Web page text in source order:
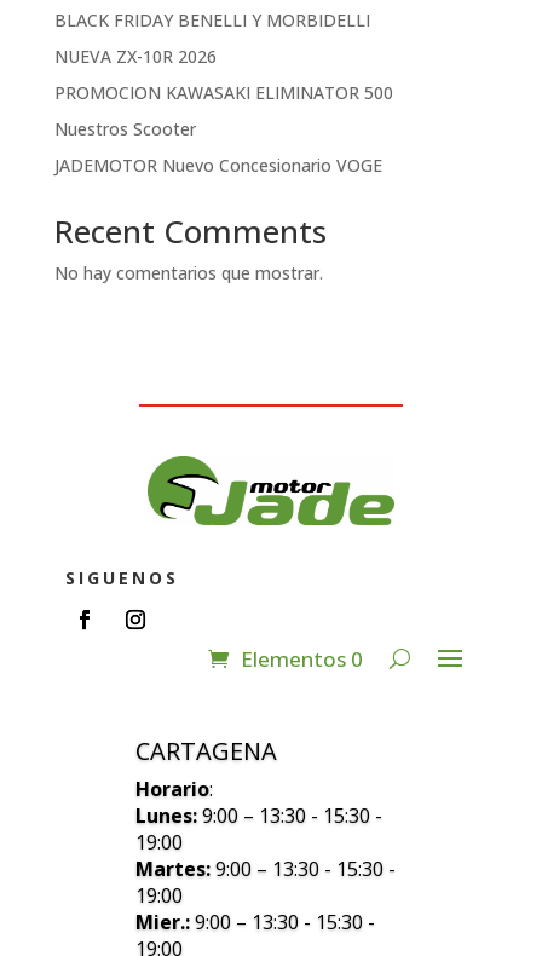
BLACK FRIDAY BENELLI Y MORBIDELLI
NUEVA ZX-10R 2026
PROMOCION KAWASAKI ELIMINATOR 500
Nuestros Scooter
JADEMOTOR Nuevo Concesionario VOGE
Recent Comments
No hay comentarios que mostrar.
SIGUENOS
Elementos 0
CARTAGENA
Horario:
Lunes:9:00 – 13:30 - 15:30 -
19:00
Martes:9:00 – 13:30 - 15:30 -
19:00
Mier.:9:00 – 13:30 - 15:30 -
19:00